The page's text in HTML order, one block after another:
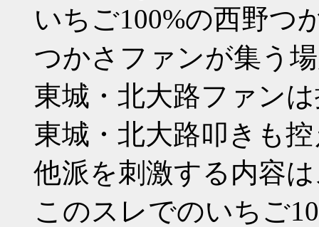
いちご100%の西野つ
つかさファンが集う
東城・北大路ファン
東城・北大路叩きも
他派を刺激する内容
このスレでのいちご